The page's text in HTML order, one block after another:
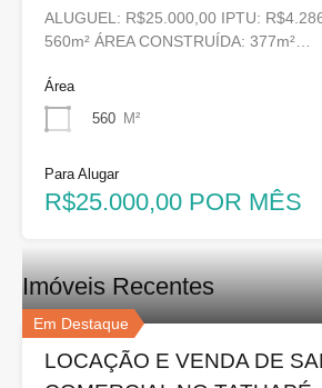
ALUGUEL: R$25.000,00 IPTU:
560m² ÁREA CONSTRUÍDA: 377m²…
Área
560 M²
Para Alugar
R$25.000,00 POR MÊS
Imóveis Recentes
Em Destaque
LOCAÇÃO E VENDA DE